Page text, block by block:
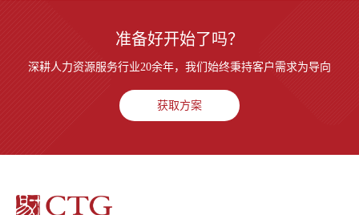
准备好开始了吗？
深耕人力资源服务行业20余年，我们始终秉持客户需求为导向
获取方案